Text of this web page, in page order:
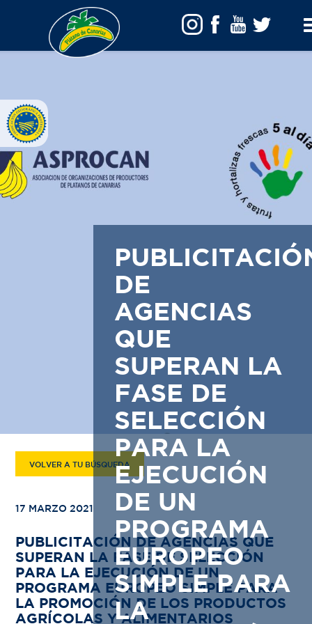
DE
AGENCIAS
QUE
SUPERAN LA
FASE DE
SELECCIÓN
PARA LA
EJECUCIÓN
DE UN
PROGRAMA
EUROPEO
SIMPLE PARA
LA
VOLVER A TU BÚSQUEDA
17 MARZO 2021
PUBLICITACIÓN DE AGENCIAS QUE
SUPERAN LA FASE DE SELECCIÓN
PARA LA EJECUCIÓN DE UN
PROGRAMA EUROPEO SIMPLE PARA
LA PROMOCIÓN DE LOS PRODUCTOS
AGRÍCOLAS Y ALIMENTARIOS